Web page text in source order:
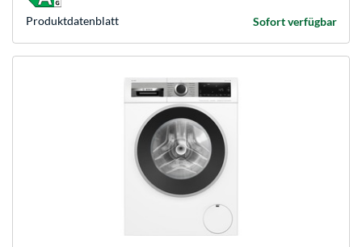
Sofort verfügbar
Produkt­datenblatt